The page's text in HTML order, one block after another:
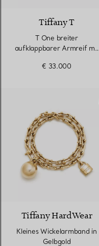
Tiffany T
T One breiter
aufklappbarer Armreif mit
€ 33.000
Tiffany HardWear
Kleines Wickelarmband in
Gelbgold